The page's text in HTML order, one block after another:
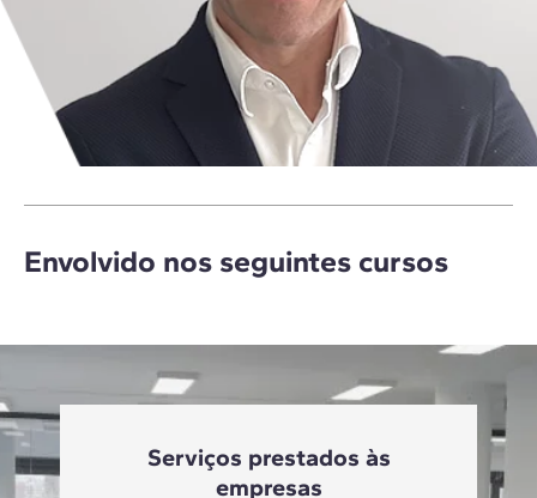
Envolvido nos seguintes cursos
Serviços prestados às
empresas